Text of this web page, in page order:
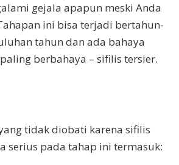
gejala apapun meski Anda
ini bisa terjadi bertahun-
tahun dan ada bahaya
berbahaya – sifilis tersier.
tidak diobati karena sifilis
serius pada tahap ini termasuk: